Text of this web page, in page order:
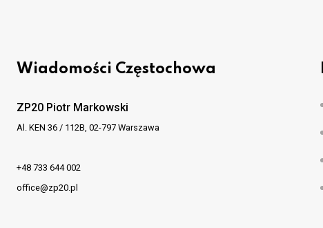
Wiadomości Częstochowa
ZP20 Piotr Markowski
Al. KEN 36 / 112B, 02-797 Warszawa
+48 733 644 002
office@zp20.pl